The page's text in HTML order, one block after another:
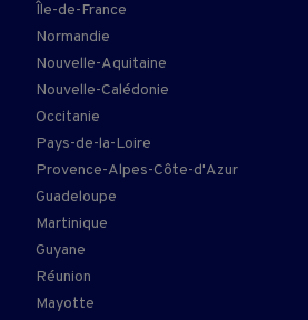
Île-de-France
Normandie
Nouvelle-Aquitaine
Nouvelle-Calédonie
Occitanie
Pays-de-la-Loire
Provence-Alpes-Côte-d'Azur
Guadeloupe
Martinique
Guyane
Réunion
Mayotte